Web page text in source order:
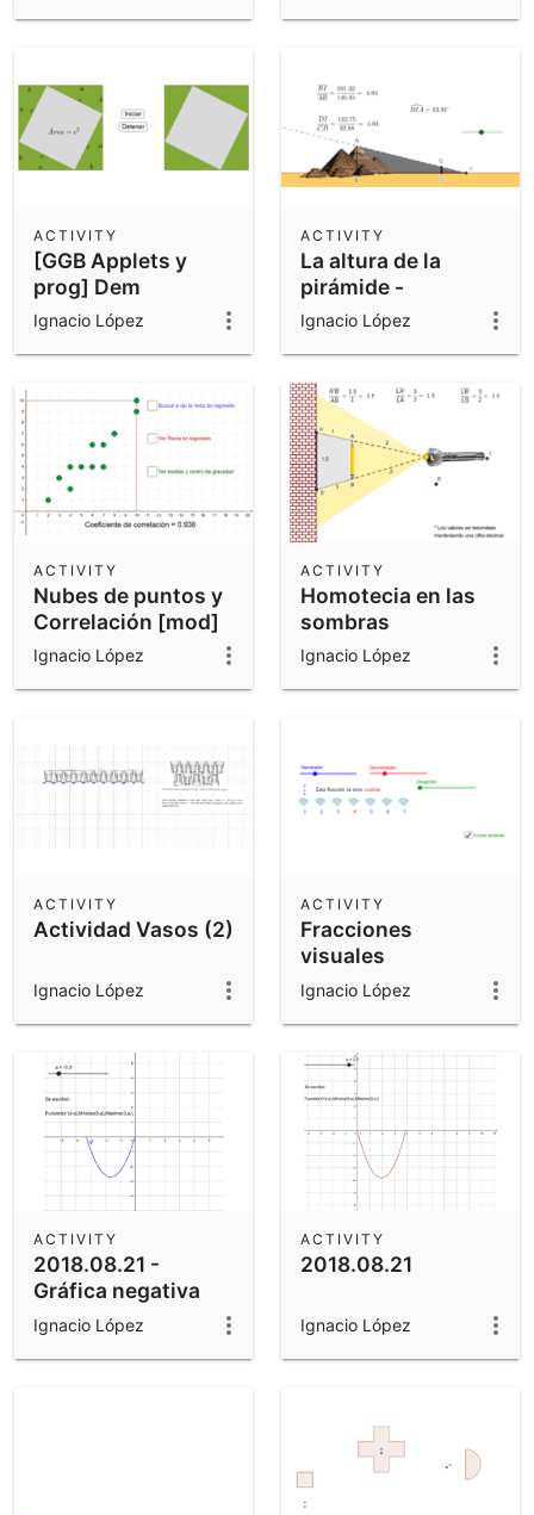
[GGB Applets y
prog] Dem
geométrica del T de
Pitágoras
ACTIVITY
Ignacio López
La altura de la
pirámide -
problema de Thales
ACTIVITY
Ignacio López
Nubes de puntos y
Correlación [mod]
ACTIVITY
Ignacio López
Homotecia en las
sombras
ACTIVITY
Ignacio López
Actividad Vasos (2)
ACTIVITY
Ignacio López
Fracciones
visuales
ACTIVITY
Ignacio López
2018.08.21 -
Gráfica negativa
ACTIVITY
Ignacio López
2018.08.21
ACTIVITY
Ignacio López